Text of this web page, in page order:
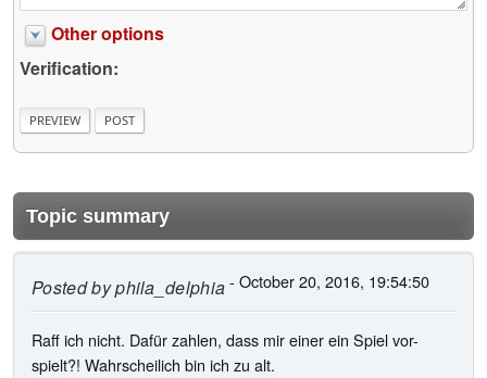
Other options
Verification:
Topic summary
Posted byphila_delphia- October 20, 2016, 19:54:50
Raff ich nicht. Dafür zahlen, dass mir einer ein Spiel vor-
spielt?! Wahrscheilich bin ich zu alt.